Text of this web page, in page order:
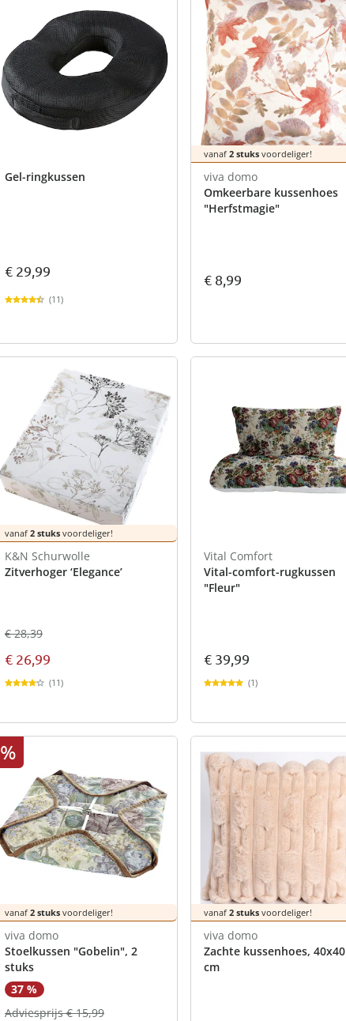
Gel-ringkussen
€ 29,99
(11)
vanaf 2 stuks voordeliger!
viva domo
Omkeerbare kussenhoes
"Herfstmagie"
€ 8,99
vanaf 2 stuks voordeliger!
K&N Schurwolle
Zitverhoger ‘Elegance’
€ 28,39
€ 26,99
(11)
Vital Comfort
Vital-comfort-rugkussen
"Fleur"
€ 39,99
(1)
%
vanaf 2 stuks voordeliger!
viva domo
Stoelkussen "Gobelin", 2
stuks
37 %
Adviesprijs € 15,99
vanaf 2 stuks voordeliger!
viva domo
Zachte kussenhoes, 40x40
cm